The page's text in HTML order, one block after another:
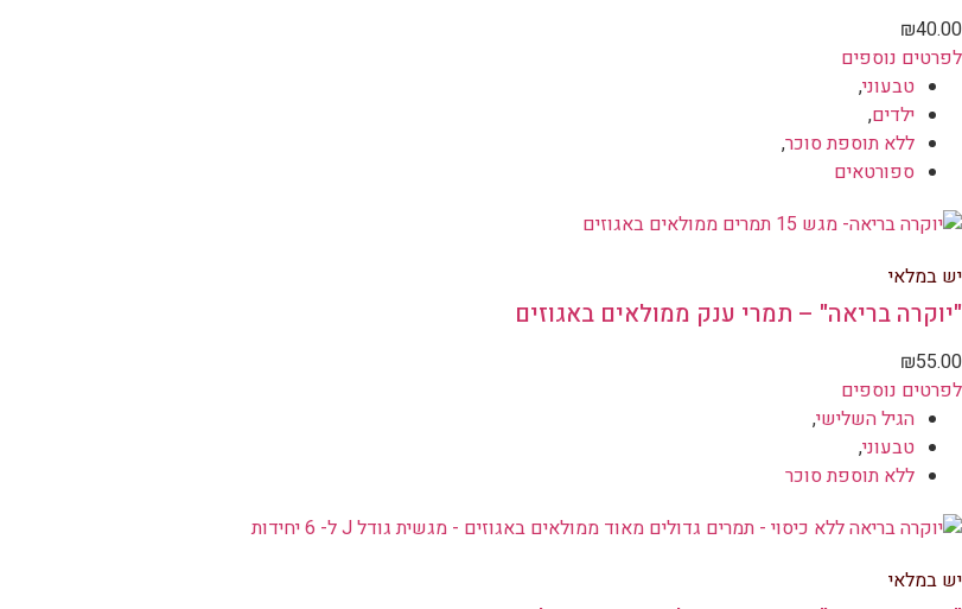
₪40.00
לפרטים נוספים
טבעוני,
ילדים,
ללא תוספת סוכר,
ספורטאים
יש במלאי
"יוקרה בריאה" – תמרי ענק ממולאים באגוזים
₪55.00
לפרטים נוספים
הגיל השלישי,
טבעוני,
ללא תוספת סוכר
יש במלאי